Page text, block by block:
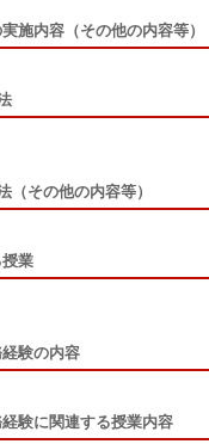
施内容（その他の内容等）
（その他の内容等）
業
経験の内容
経験に関連する授業内容